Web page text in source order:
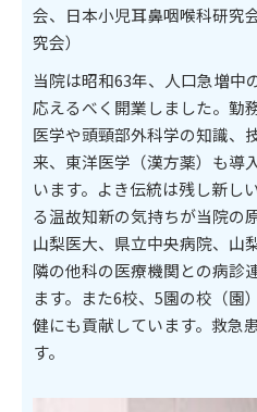
会、日本小児耳鼻咽喉科研究
究会）
当院は昭和63年、人口急増中
応えるべく開業しました。勤
医学や頭頸部外科学の知識、
来、東洋医学（漢方薬）も導
います。よき伝統は残し新し
る温故知新の気持ちが当院の
山梨医大、県立中央病院、山
隣の他科の医療機関との病診
ます。また6校、5園の校（園
健にも貢献しています。救急
す。